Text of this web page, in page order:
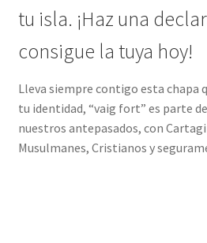
tu isla. ¡Haz una
consigue la tuya hoy!
Lleva siempre contigo esta chapa
tu identidad, “vaig fort” es parte
nuestros antepasados, con
Musulmanes, Cristianos y